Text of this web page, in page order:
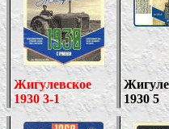
Жигулевское
1930 3-1
19305